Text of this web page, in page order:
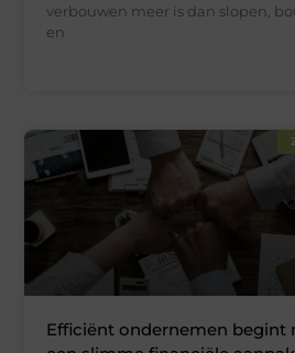
verbouwen meer is dan slopen,
en
Efficiënt ondernemen begint